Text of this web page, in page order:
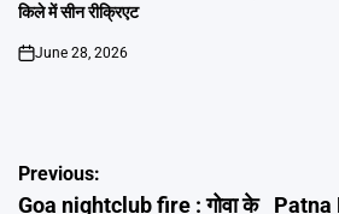
किले में सीन रीक्रिएट
on
June 28, 2026
Post
Previous:
Goa nightclub fire : गोवा के
Patna